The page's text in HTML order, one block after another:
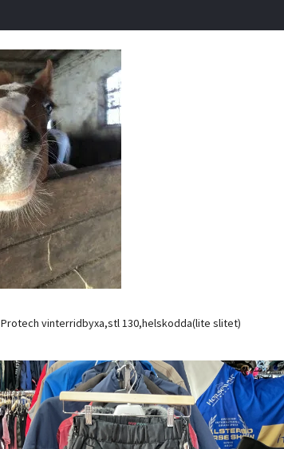
Protech vinterridbyxa,stl 130,helskodda(lite slitet)